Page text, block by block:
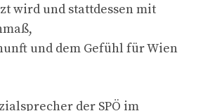
wird und stattdessen mit
und dem Gefühl für Wien
der SPÖ im